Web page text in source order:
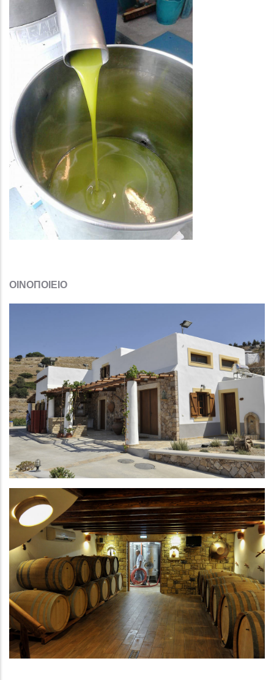
ΟΙΝΟΠΟΙΕΙΟ